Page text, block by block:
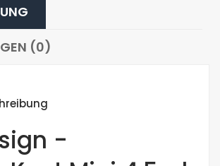
(0)
-